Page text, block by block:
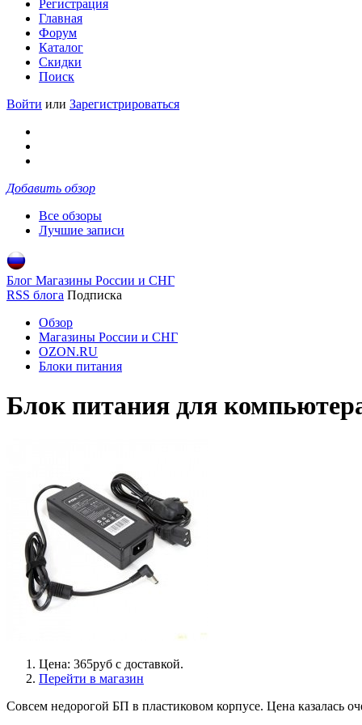
Регистрация
Главная
Форум
Каталог
Скидки
Поиск
Войти или Зарегистрироваться
Добавить обзор
Все обзоры
Лучшие записи
Блог Магазины России и СНГ
RSS блога Подписка
Обзор
Магазины России и СНГ
OZON.RU
Блоки питания
Блок питания для
Цена: 365руб с доставкой.
Перейти в магазин
Совсем недорогой БП в пластиковом корпусе. Цена казалась